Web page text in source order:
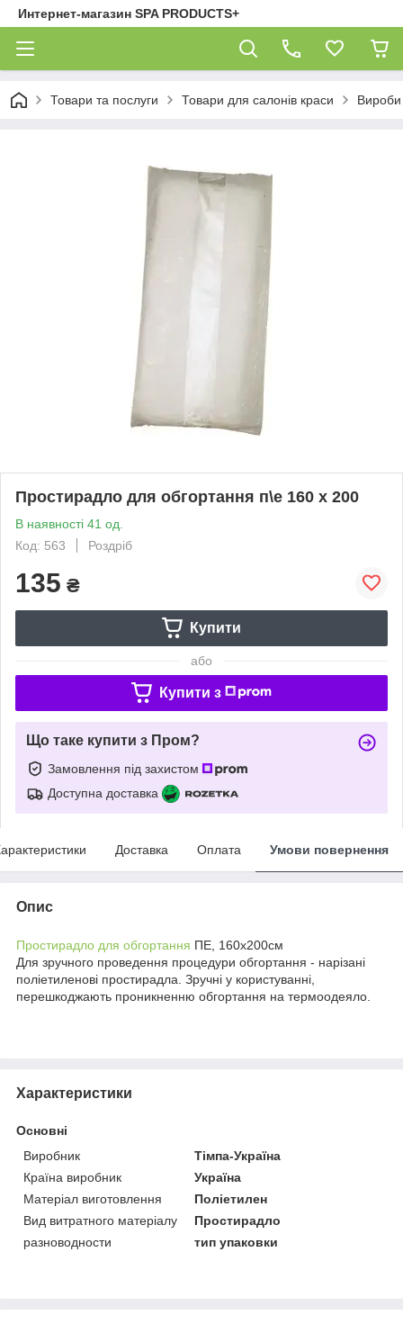
Интернет-магазин SPA PRODUCTS+
Товари та послуги Товари для салонів краси Вироби
Простирадло для обгортання п\е 160 х 200
В наявності 41 од.
Код: 563
Роздріб
135 ₴
Купити
або
Купити з
Що таке купити з Пром?
Замовлення під захистом
Доступна доставка
Доставка Оплата Умови повернення
Опис
Простирадло для обгортання ПЕ, 160х200см
Для зручного проведення процедури обгортання - нарізані
поліетиленові простирадла. Зручні у користуванні,
перешкоджають проникненню обгортання на термоодеяло.
Характеристики
Основні
Виробник
Тімпа-Україна
Країна виробник
Україна
Матеріал виготовлення
Поліетилен
Вид витратного матеріалу
Простирадло
разноводности
тип упаковки